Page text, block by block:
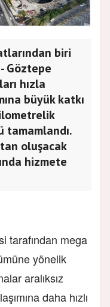
biri
Göztepe
hızla
büyük katkı
tamamlandı.
oluşacak
hizmete
tarafından mega
yönelik
aralıksız
daha hızlı